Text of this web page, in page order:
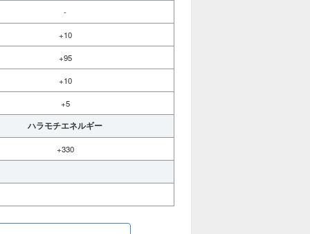
-
+10
+95
+10
+5
ハラモチエネルギー
+330